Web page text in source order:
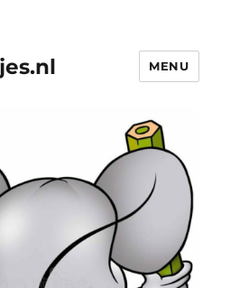
MENU